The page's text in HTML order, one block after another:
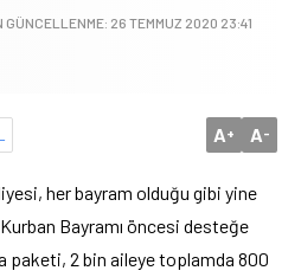
26 TEMMUZ 2020 23:41
A+ A-
her bayram olduğu gibi yine
Bayramı öncesi desteğe
paketi, 2 bin aileye toplamda 800